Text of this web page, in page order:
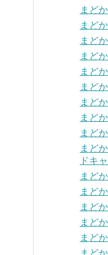
まど
まど
まど
まど
まど
まど
まど
まど
まど
まど
ドキ
まど
まど
まど
まど
まど
まど